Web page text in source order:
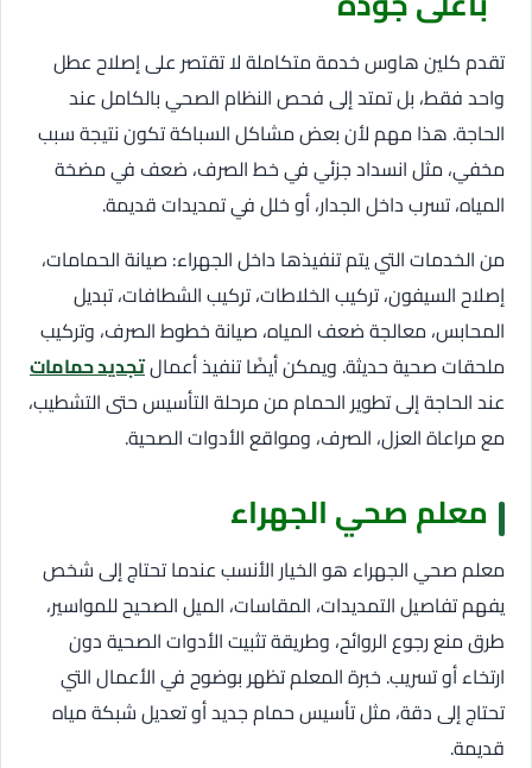
تقدم كلين هاوس خدمة متكاملة لا تقتصر على إصلاح عطل
واحد فقط، بل تمتد إلى فحص النظام الصحي بالكامل عند
الحاجة. هذا مهم لأن بعض مشاكل السباكة تكون نتيجة سبب
مخفي، مثل انسداد جزئي في خط الصرف، ضعف في مضخة
المياه، تسرب داخل الجدار، أو خلل في تمديدات قديمة.
من الخدمات التي يتم تنفيذها داخل الجهراء: صيانة الحمامات،
إصلاح السيفون، تركيب الخلاطات، تركيب الشطافات، تبديل
المحابس، معالجة ضعف المياه، صيانة خطوط الصرف، وتركيب
ملحقات صحية حديثة. ويمكن أيضًا تنفيذ أعمالتجديد حمامات
عند الحاجة إلى تطوير الحمام من مرحلة التأسيس حتى التشطيب،
مع مراعاة العزل، الصرف، ومواقع الأدوات الصحية.
معلم صحي الجهراء
معلم صحي الجهراء هو الخيار الأنسب عندما تحتاج إلى شخص
يفهم تفاصيل التمديدات، المقاسات، الميل الصحيح للمواسير،
طرق منع رجوع الروائح، وطريقة تثبيت الأدوات الصحية دون
ارتخاء أو تسريب. خبرة المعلم تظهر بوضوح في الأعمال التي
تحتاج إلى دقة، مثل تأسيس حمام جديد أو تعديل شبكة مياه
قديمة.